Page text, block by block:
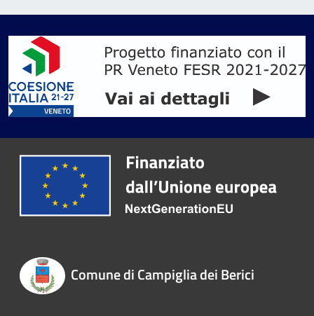
Comune di Campiglia dei Berici